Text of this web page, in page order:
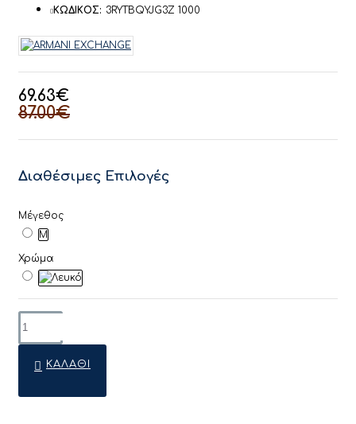
69.63€
87.00€
ΚΩΔΙΚΟΣ: 3RYTBQYJG3Z 1000
Διαθέσιμες Επιλογές
Μέγεθος
M
Χρώμα
ΚΑΛΆΘΙ